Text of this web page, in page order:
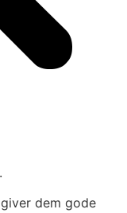
dem gode